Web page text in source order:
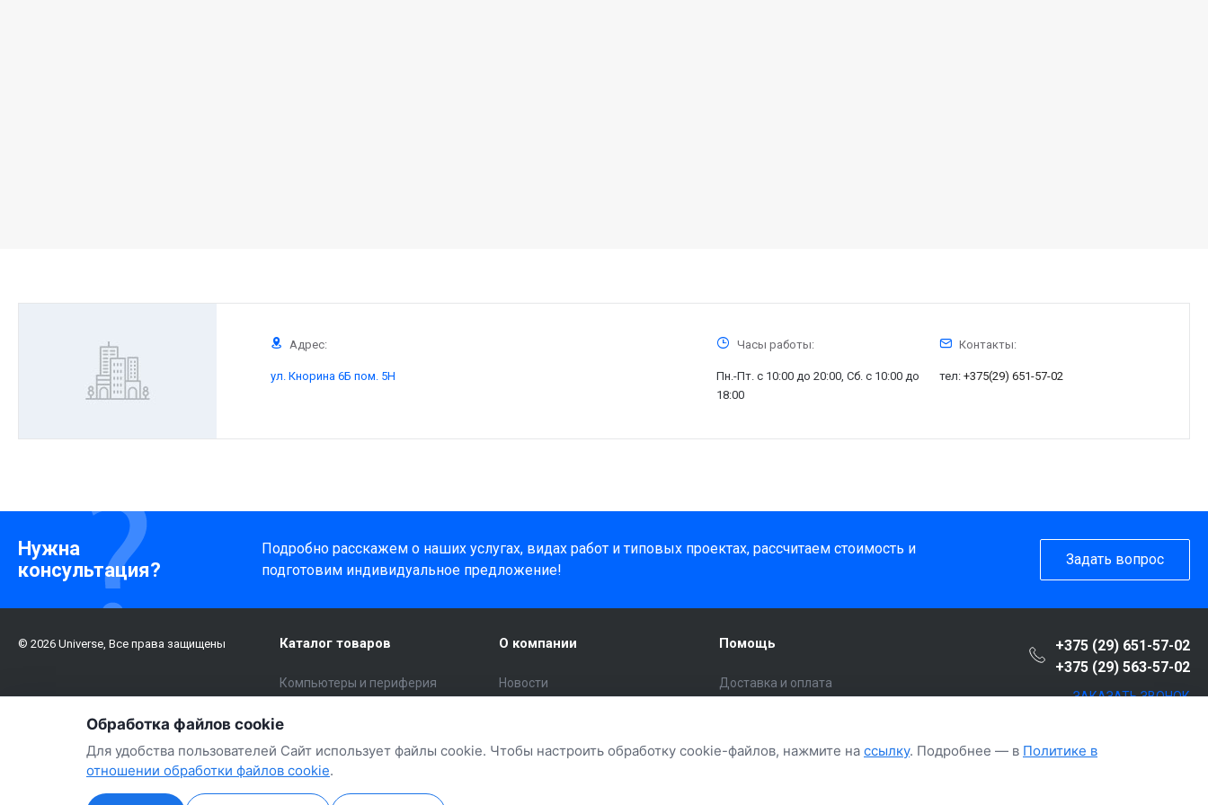
Адрес:
ул. Кнорина 6Б пом. 5Н
Часы работы:
Пн.-Пт. с 10:00 до 20:00, Сб. с 10:00 до
18:00
Контакты:
тел: +375(29) 651-57-02
Нужна
консультация?
Подробно расскажем о наших услугах, видах работ и типовых проектах, рассчитаем стоимость и
подготовим индивидуальное предложение!
Задать вопрос
© 2026 Universe, Все права защищены Каталог товаров
Компьютеры и периферия
Бытовая техника и инструмент
Авто
О компании
Новости
Политика конфиденциальности
Помощь
Доставка и оплата
Бренды
+375 (29) 651-57-02
+375 (29) 563-57-02
ЗАКАЗАТЬ ЗВОНОК
Обработка файлов cookie
Для удобства пользователей Сайт использует файлы cookie. Чтобы настроить обработку cookie-файлов, нажмите на ссылку. Подробнее — в Политике в
отношении обработки файлов cookie.